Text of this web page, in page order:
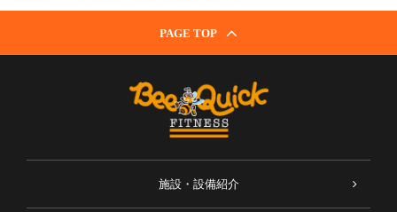
PAGE TOP
施設・設備紹介